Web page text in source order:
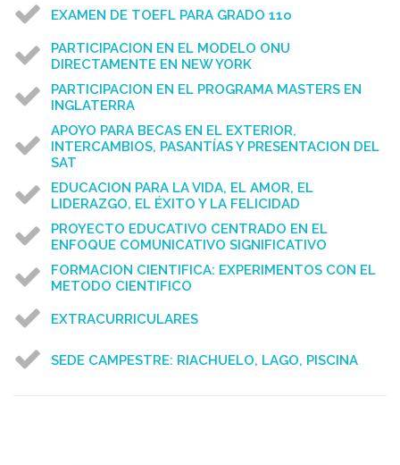
EXAMEN DE TOEFL PARA GRADO 11o
PARTICIPACION EN EL MODELO ONU
DIRECTAMENTE EN NEW YORK
PARTICIPACION EN EL PROGRAMA MASTERS EN
INGLATERRA
APOYO PARA BECAS EN EL EXTERIOR,
INTERCAMBIOS, PASANTÍAS Y PRESENTACION DEL
SAT
EDUCACION PARA LA VIDA, EL AMOR, EL
LIDERAZGO, EL ÉXITO Y LA FELICIDAD
PROYECTO EDUCATIVO CENTRADO EN EL
ENFOQUE COMUNICATIVO SIGNIFICATIVO
FORMACION CIENTIFICA: EXPERIMENTOS CON EL
METODO CIENTIFICO
EXTRACURRICULARES
SEDE CAMPESTRE: RIACHUELO, LAGO, PISCINA